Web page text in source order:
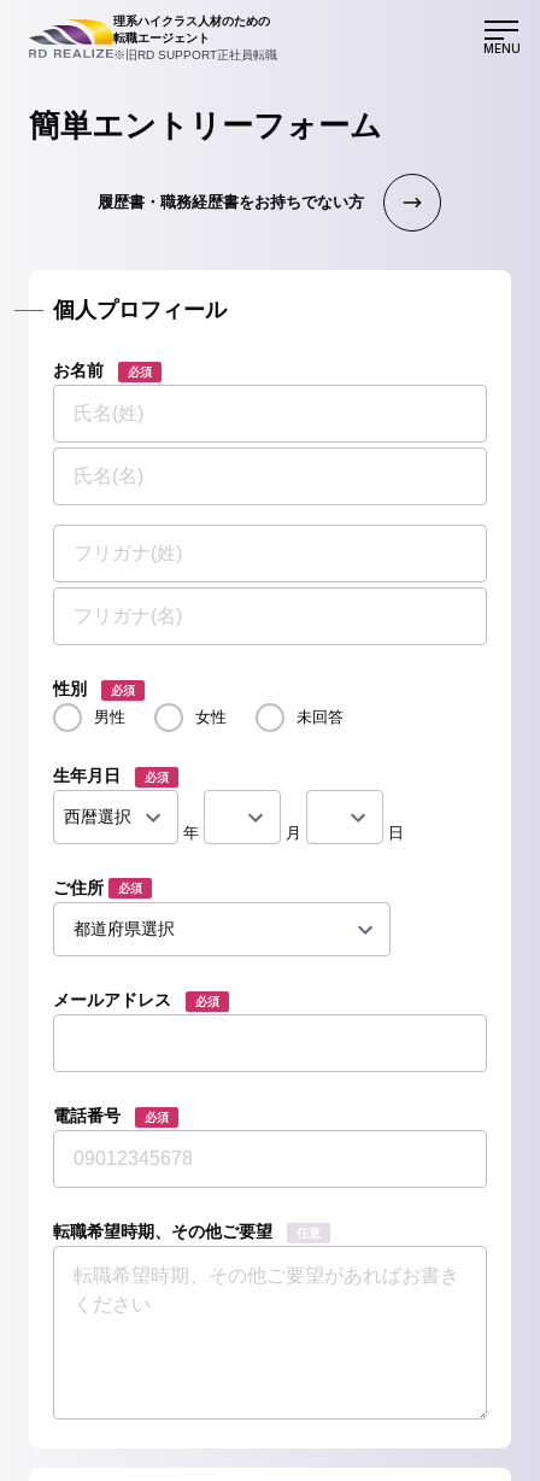
理系ハイクラス人材のための
転職エージェント
※旧RD SUPPORT正社員転職
MENU
簡単エントリーフォーム
履歴書・職務経歴書をお持ちでない方
個人プロフィール
お名前 必須
性別 必須
男性 女性 未回答
生年月日 必須
年 月 日
ご住所 必須
メールアドレス 必須
電話番号 必須
転職希望時期、その他ご要望 任意